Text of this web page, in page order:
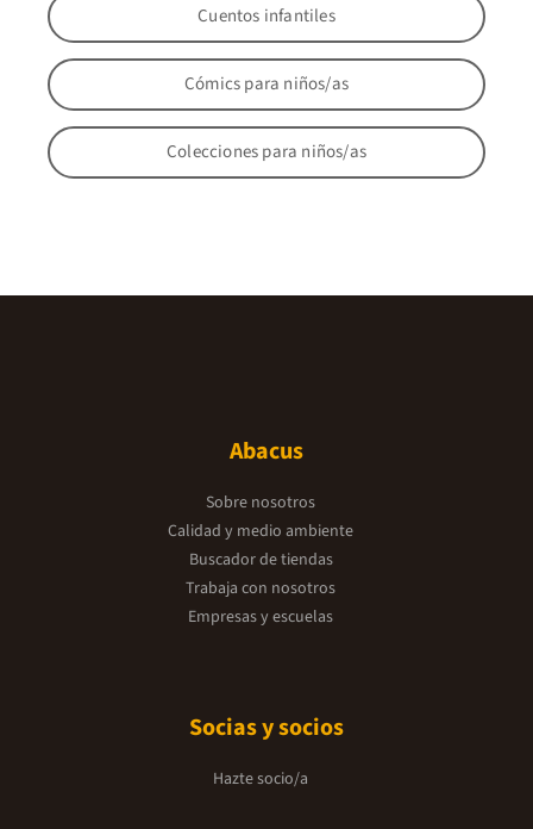
Cuentos infantiles
Cómics para niños/as
Colecciones para niños/as
Abacus
Sobre nosotros
Calidad y medio ambiente
Buscador de tiendas
Trabaja con nosotros
Empresas y escuelas
Socias y socios
Hazte socio/a